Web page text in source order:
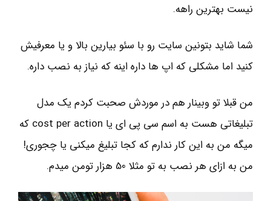
نیست بهترین راهه.
شما شاید بتونین سایت رو با سئو بیارین بالا و یا معرفیش
کنید اما مشکلی که اپ ها داره اینه که نیاز به نصب داره.
من قبلا تو وبینار هم در موردش صحبت کردم یک مدل
تبلیغاتی هست به اسم سی پی ای یا cost per action که
میگه من به این کار ندارم که کجا تبلیغ میکنی یا چجوری!
من به ازای هر نصب به تو مثلا 50 هزار تومن میدم.